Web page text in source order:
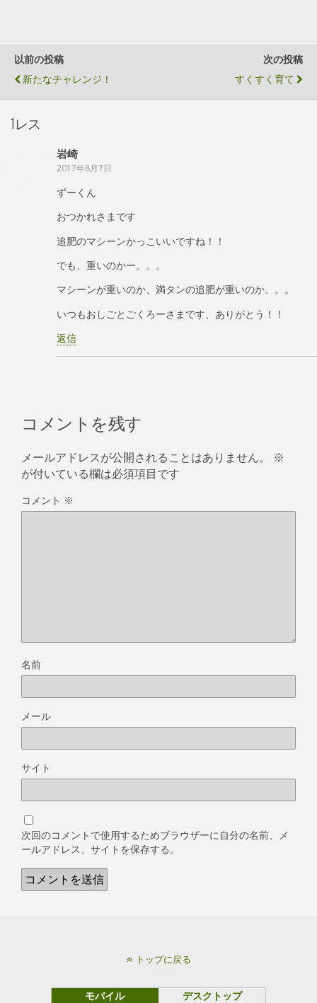
以前の投稿
新たなチャレンジ！
次の投稿
すくすく育て
1レス
岩崎
2017年8月7日
ずーくん
おつかれさまです
追肥のマシーンかっこいいですね！！
でも、重いのかー。。。
マシーンが重いのか、満タンの追肥が重いのか。。。
いつもおしごとごくろーさまです、ありがとう！！
返信
コメントを残す
メールアドレスが公開されることはありません。
※
が付いている欄は必須項目です
コメント ※
名前
メール
サイト
次回のコメントで使用するためブラウザーに自分の名前、メ
ールアドレス、サイトを保存する。
トップに戻る
モバイル デスクトップ